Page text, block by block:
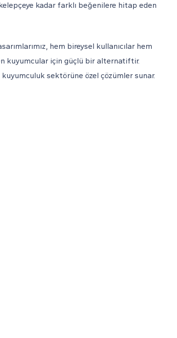
kadar farklı beğenilere hitap eden
hem bireysel kullanıcılar hem
kuyumcular için güçlü bir alternatiftir.
sektörüne özel çözümler sunar.